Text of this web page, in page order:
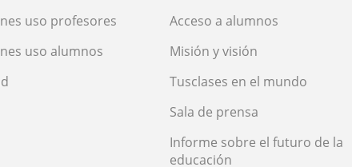
uso profesores
uso alumnos
Acceso a alumnos
Misión y visión
Tusclases en el mundo
Sala de prensa
Informe sobre el futuro de la
educación